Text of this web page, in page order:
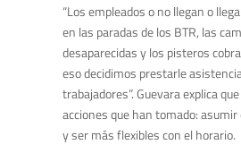
“Los empleados o no llegan o
en las paradas de los BTR, las
desaparecidas y los pisteros
eso decidimos prestarle
trabajadores”. Guevara explica
acciones que han tomado:
y ser más flexibles con el horario.